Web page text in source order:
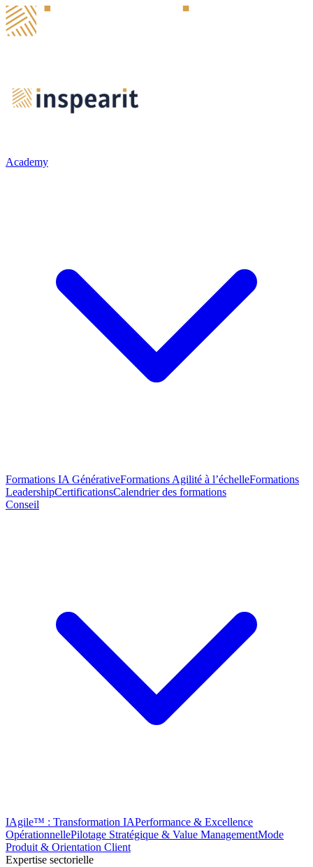
Academy
Formations IA GénérativeFormations Agilité à l’échelleFormations
LeadershipCertificationsCalendrier des formations
Conseil
IAgile™ : Transformation IAPerformance & Excellence
OpérationnellePilotage Stratégique & Value ManagementMode
Produit & Orientation Client
Expertise sectorielle